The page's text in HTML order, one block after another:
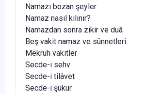
Namazı bozan şeyler
Namaz nasıl kılınır?
Namazdan sonra zikir ve duâ
Beş vakit namaz ve sünnetleri
Mekruh vakitler
Secde-i sehv
Secde-i tilâvet
Secde-i şükür